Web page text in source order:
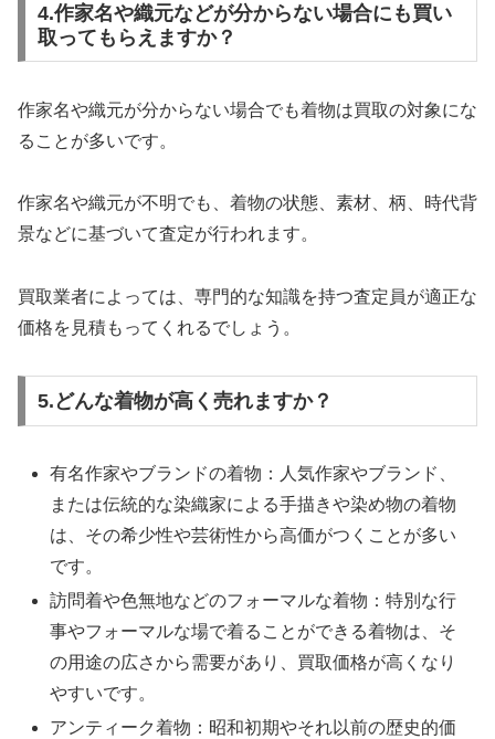
4.作家名や織元などが分からない場合にも買い
取ってもらえますか？
作家名や織元が分からない場合でも着物は買取の対象にな
ることが多いです。
作家名や織元が不明でも、着物の状態、素材、柄、時代背
景などに基づいて査定が行われます。
買取業者によっては、専門的な知識を持つ査定員が適正な
価格を見積もってくれるでしょう。
5.どんな着物が高く売れますか？
有名作家やブランドの着物：人気作家やブランド、
または伝統的な染織家による手描きや染め物の着物
は、その希少性や芸術性から高価がつくことが多い
です。
訪問着や色無地などのフォーマルな着物：特別な行
事やフォーマルな場で着ることができる着物は、そ
の用途の広さから需要があり、買取価格が高くなり
やすいです。
アンティーク着物：昭和初期やそれ以前の歴史的価